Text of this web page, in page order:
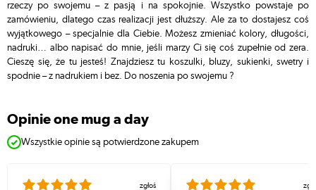
rzeczy po swojemu – z pasją i na spokojnie. Wszystko powstaje po
zamówieniu, dlatego czas realizacji jest dłuższy. Ale za to dostajesz coś
wyjątkowego – specjalnie dla Ciebie. Możesz zmieniać kolory, długości,
nadruki… albo napisać do mnie, jeśli marzy Ci się coś zupełnie od zera.
Cieszę się, że tu jesteś! Znajdziesz tu koszulki, bluzy, sukienki, swetry i
spodnie – z nadrukiem i bez. Do noszenia po swojemu ?
opinie one mug a day
Wszystkie opinie są potwierdzone zakupem
zgłoś